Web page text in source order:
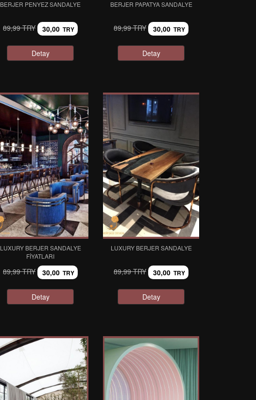
BERJER PENYEZ SANDALYE
89,99 TRY 30,00 TRY
Detay
BERJER PAPATYA SANDALYE
89,99 TRY 30,00 TRY
Detay
LUXURY BERJER SANDALYE
FIYATLARI
89,99 TRY 30,00 TRY
Detay
LUXURY BERJER SANDALYE
89,99 TRY 30,00 TRY
Detay